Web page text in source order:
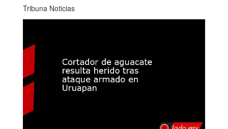
Tribuna Noticias